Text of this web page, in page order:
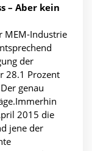
– Aber kein
MEM-Industrie
der
28.1 Prozent
genau
2015 die
jene der